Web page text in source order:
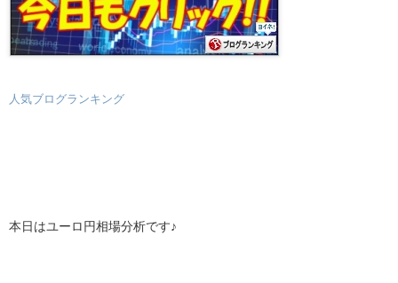
人気ブログランキング
本日はユーロ円相場分析です♪